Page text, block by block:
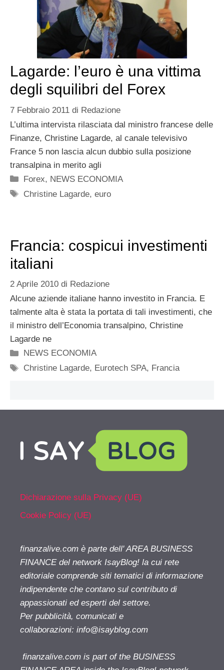
Lagarde: l’euro è una vittima
degli squilibri del Forex
7 Febbraio 2011 di Redazione
L’ultima intervista rilasciata dal ministro francese delle
Finanze, Christine Lagarde, al canale televisivo
France 5 non lascia alcun dubbio sulla posizione
transalpina in merito agli
Categorie
Forex, NEWS ECONOMIA
Tag
Christine Lagarde,euro
Francia: cospicui investimenti
italiani
2 Aprile 2010 di Redazione
Alcune aziende italiane hanno investito in Francia. E
talmente alta è stata la portata di tali investimenti, che
il ministro dell’Economia transalpino, Christine
Lagarde ne
Categorie
NEWS ECONOMIA
Tag
Christine Lagarde, Eurotech SPA, Francia
Dichiarazione sulla Privacy (UE)
Cookie Policy (UE)
finanzalive.com è parte dell' AREA BUSINESS
FINANCE del network IsayBlog! la cui rete
editoriale comprende siti tematici di informazione
indipendente che contano sul contributo di
appassionati ed esperti del settore.
Per pubblicità, comunicati e
collaborazioni: info@isayblog.com
finanzalive.com is part of the BUSINESS